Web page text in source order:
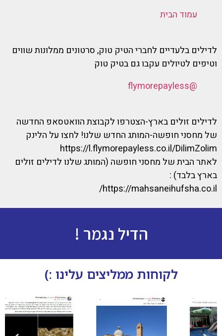
עמוד הבית
לדילים בלעדיים לחברי הטיק טוק, סרטונים ממלונות שווים
וטיפים לטיולים עקבו גם בטיק טוק
@flymorepayless
לדילים זולים בארץ-הצטרפו לקבוצת הוואטסאפ החדשה
של מחסני חופשה-המותג החדש שלנו! לחצו על הלינק
https://l.flymorepayless.co.il/DilimZolim
לאתר הבית של מחסני חופשה (המותג שלנו לדילים זולים
בארץ בלבד) :
https://mahsaneihufsha.co.il/
הדיל נגמר !
לקוחות ממליצים עלינו :)